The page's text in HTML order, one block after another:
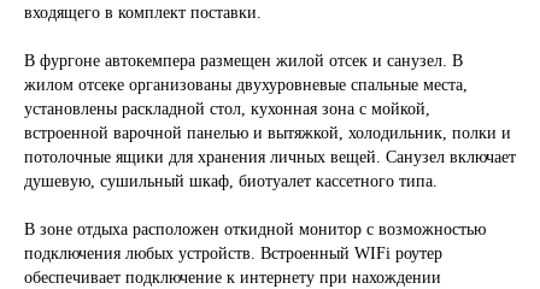
входящего в комплект поставки.
В фургоне автокемпера размещен жилой отсек и санузел. В
жилом отсеке организованы двухуровневые спальные места,
установлены раскладной стол, кухонная зона с мойкой,
встроенной варочной панелью и вытяжкой, холодильник, полки и
потолочные ящики для хранения личных вещей. Санузел включает
душевую, сушильный шкаф, биотуалет кассетного типа.
В зоне отдыха расположен откидной монитор с возможностью
подключения любых устройств. Встроенный WIFi роутер
обеспечивает подключение к интернету при нахождении